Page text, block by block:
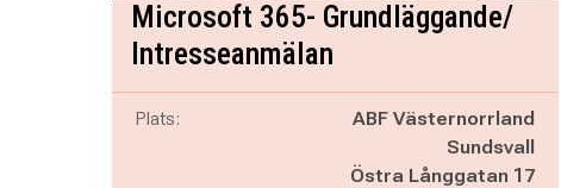
Microsoft 365- Grundläggande/
Intresseanmälan
Plats:
ABF Västernorrland
Sundsvall
Östra Långgatan 17